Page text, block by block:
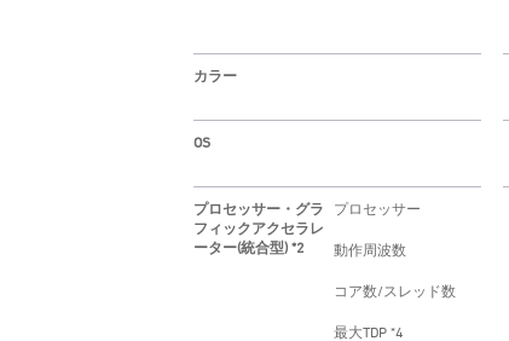
カラー
OS
プロセッサー・グラ
フィックアクセラレ
ーター(統合型) *2
プロセッサー
動作周波数
コア数/スレッド数
最大TDP *4